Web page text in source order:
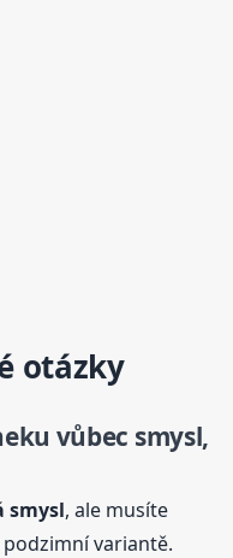
otázky
vůbec smysl,
smysl, ale musíte
variantě.